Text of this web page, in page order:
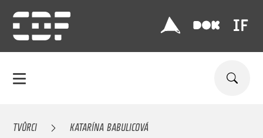
TVŮRCI KATARÍNA BABULICOVÁ